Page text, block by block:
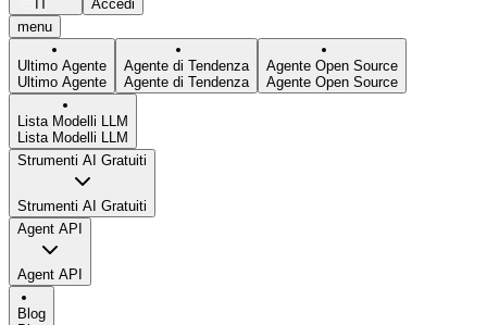
IT
Accedi
menu
Ultimo Agente
Ultimo Agente
Agente di Tendenza
Agente di Tendenza
Agente Open Source
Agente Open Source
Lista Modelli LLM
Lista Modelli LLM
Strumenti AI Gratuiti
Strumenti AI Gratuiti
Agent API
Agent API
Blog